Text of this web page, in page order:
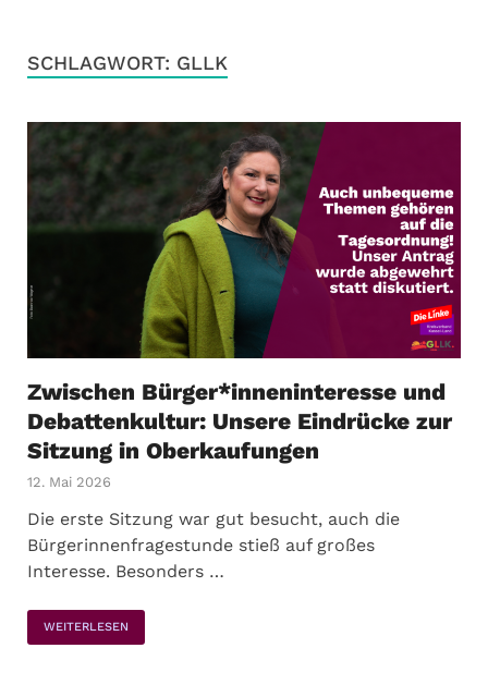
SCHLAGWORT: GLLK
Zwischen Bürger*inneninteresse und
Debattenkultur: Unsere Eindrücke zur
Sitzung in Oberkaufungen
12. Mai 2026
Die erste Sitzung war gut besucht, auch die
Bürgerinnenfragestunde stieß auf großes
Interesse. Besonders …
WEITERLESEN